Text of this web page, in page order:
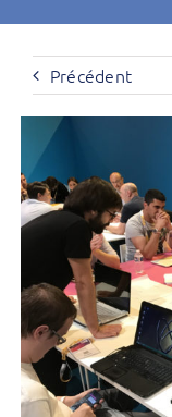
Précédent